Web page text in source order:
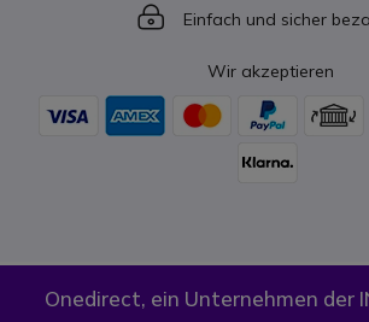
Icon
Einfach und sicher
Wir akzeptieren
Onedirect, ein Unternehmen der